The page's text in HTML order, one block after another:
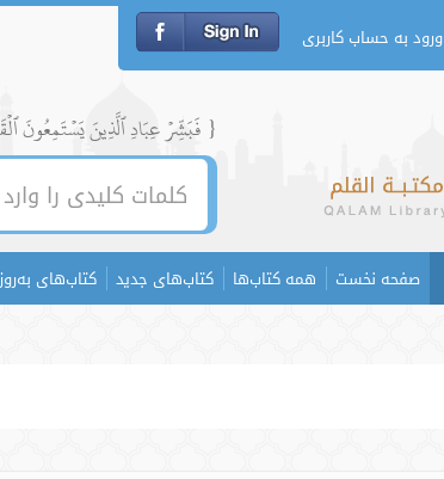
ورود به حساب کاربری
{ فَبَشِّرۡ عِبَادِ ٱلَّذِينَ يَسۡتَمِعُونَ
صفحه نخست همه کتاب‌ها کتاب‌های جدید کتاب‌های